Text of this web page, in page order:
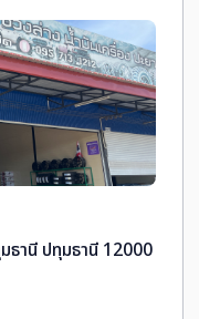
ธานี ปทุมธานี 12000